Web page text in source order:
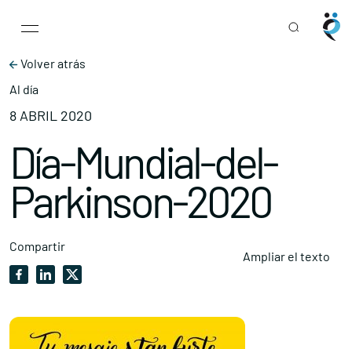
Main Navigation
Volver atrás
Al día
8 ABRIL 2020
Día-Mundial-del-
Parkinson-2020
Compartir
Ampliar el texto